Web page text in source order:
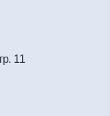
11